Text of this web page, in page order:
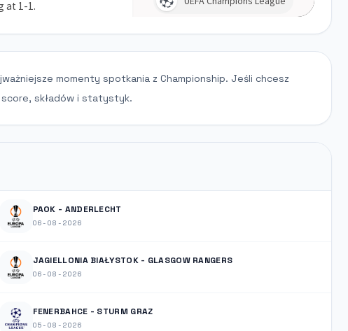
momenty spotkania z Championship. Jeśli chcesz
składów i statystyk.
PAOK - ANDERLECHT
06-08-2026
JAGIELLONIA BIAŁYSTOK - GLASGOW RANGERS
06-08-2026
FENERBAHCE - STURM GRAZ
05-08-2026